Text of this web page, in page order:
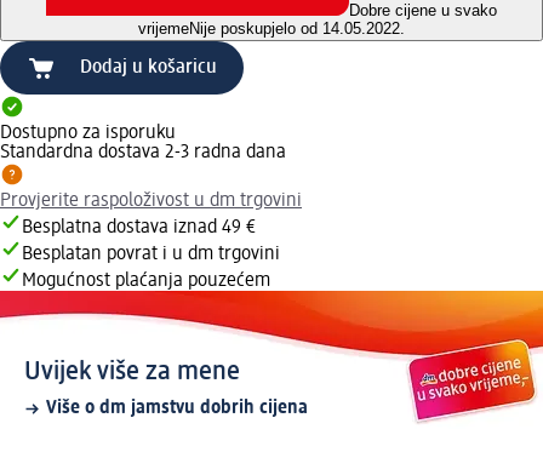
Dobre cijene u svako
vrijemeNije poskupjelo od 14.05.2022.
Dodaj u košaricu
Dostupno za isporuku
Standardna dostava 2-3 radna dana
Provjerite raspoloživost u dm trgovini
Besplatna dostava iznad 49 €
Besplatan povrat i u dm trgovini
Mogućnost plaćanja pouzećem
Uvijek više za mene
Više o dm jamstvu dobrih cijena